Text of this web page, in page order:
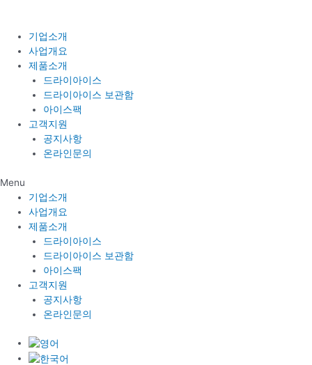
기업소개
사업개요
제품소개
드라이아이스
드라이아이스 보관함
아이스팩
고객지원
공지사항
온라인문의
Menu
기업소개
사업개요
제품소개
드라이아이스
드라이아이스 보관함
아이스팩
고객지원
공지사항
온라인문의